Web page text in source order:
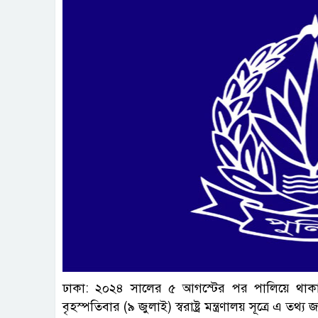
ঢাকা: ২০২৪ সালের ৫ আগস্টের পর পালিয়ে
বৃহস্পতিবার (৯ জুলাই) স্বরাষ্ট্র মন্ত্রণালয় সূত্রে এ তথ্য